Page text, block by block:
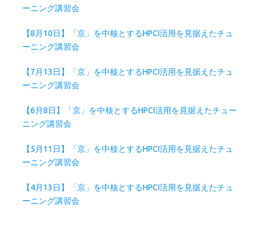
ーニング講習会
【8月10日】「京」を中核とするHPCI活用を見据えたチュ
ーニング講習会
【7月13日】「京」を中核とするHPCI活用を見据えたチュ
ーニング講習会
【6月8日】「京」を中核とするHPCI活用を見据えたチュー
ニング講習会
【5月11日】「京」を中核とするHPCI活用を見据えたチュ
ーニング講習会
【4月13日】「京」を中核とするHPCI活用を見据えたチュ
ーニング講習会